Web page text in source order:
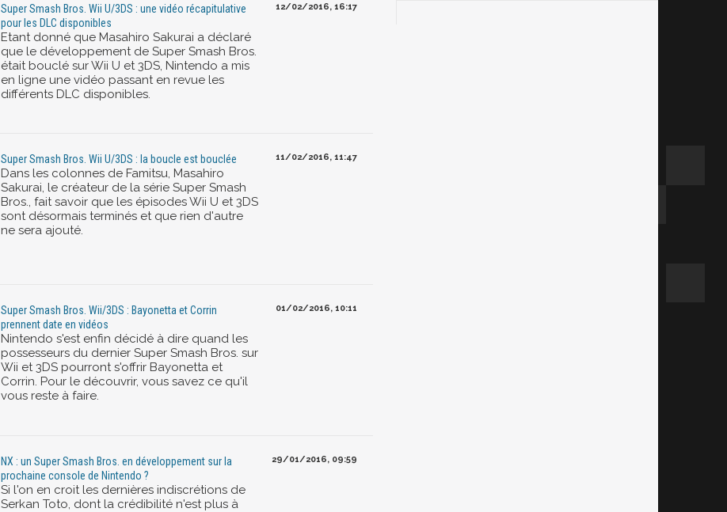
Super Smash Bros. Wii U/3DS : une vidéo récapitulative
pour les DLC disponibles
Etant donné que Masahiro Sakurai a déclaré
que le développement de Super Smash Bros.
était bouclé sur Wii U et 3DS, Nintendo a mis
en ligne une vidéo passant en revue les
différents DLC disponibles.
12/02/2016, 16:17
Super Smash Bros. Wii U/3DS : la boucle est bouclée
Dans les colonnes de Famitsu, Masahiro
Sakurai, le créateur de la série Super Smash
Bros., fait savoir que les épisodes Wii U et 3DS
sont désormais terminés et que rien d'autre
ne sera ajouté.
11/02/2016, 11:47
Super Smash Bros. Wii/3DS : Bayonetta et Corrin
prennent date en vidéos
Nintendo s'est enfin décidé à dire quand les
possesseurs du dernier Super Smash Bros. sur
Wii et 3DS pourront s'offrir Bayonetta et
Corrin. Pour le découvrir, vous savez ce qu'il
vous reste à faire.
01/02/2016, 10:11
NX : un Super Smash Bros. en développement sur la
prochaine console de Nintendo ?
Si l'on en croit les dernières indiscrétions de
Serkan Toto, dont la crédibilité n'est plus à
29/01/2016, 09:59